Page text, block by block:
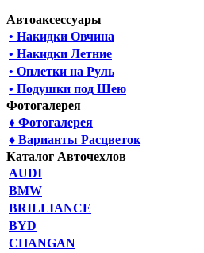
Автоаксессуары
• Накидки Овчина
• Накидки Летние
• Оплетки на Руль
• Подушки под Шею
Фотогалерея
♦ Фотогалерея
♦ Варианты Расцветок
Каталог Авточехлов
AUDI
BMW
BRILLIANCE
BYD
CHANGAN